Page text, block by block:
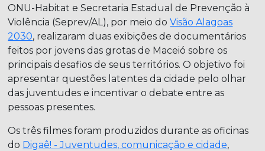
ONU-Habitat e Secretaria Estadual de Prevenção à
Violência (Seprev/AL), por meio doVisão Alagoas
2030, realizaram duas exibições de documentários
feitos por jovens das grotas de Maceió sobre os
principais desafios de seus territórios. O objetivo foi
apresentar questões latentes da cidade pelo olhar
das juventudes e incentivar o debate entre as
pessoas presentes.
Os três filmes foram produzidos durante as oficinas
do Digaê! - Juventudes, comunicação e cidade,